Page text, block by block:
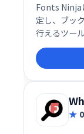
Fonts Ninja
定し、ブッ
行えるツー
せ、理想の
ます。時間
ましょう！